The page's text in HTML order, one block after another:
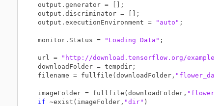
output.generator = [];
output.discriminator = [];
output.executionEnvironment =
"auto" ;
monitor.Status = "Loading Data" ;
url =
"http://download.tensorflow.org/
downloadFolder = tempdir;
filename = fullfile(downloadFolder,
imageFolder = fullfile(downloadFolder,
if ~exist(imageFolder, "dir" )